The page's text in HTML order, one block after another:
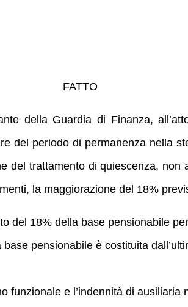
FATTO
della Guardia di Finanza,
del periodo di permanenza nella
del trattamento di quiescenza,
la maggiorazione del 18%
del 18% della base pensionabile
pensionabile è costituita
funzionale e l’indennità di